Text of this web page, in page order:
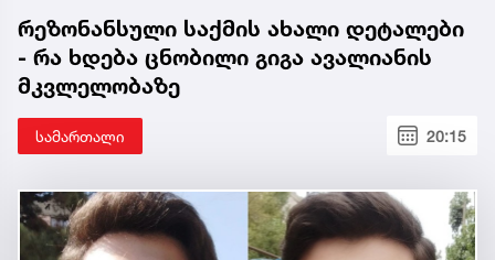
რეზონანსული საქმის ახალი დეტალები
- რა ხდება ცნობილი გიგა ავალიანის
მკვლელობაზე
სამართალი 20:15